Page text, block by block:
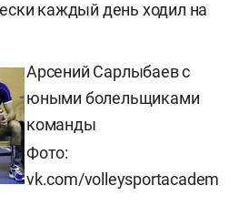
каждый день ходил на
Арсений Сарлыбаев с
юными болельщиками
команды
Фото:
vk.com/volleysportacadem